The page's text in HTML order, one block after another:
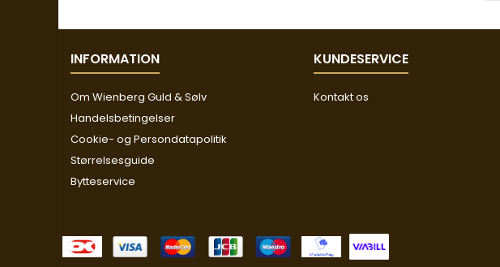
INFORMATION
Om Wienberg Guld & Sølv
Handelsbetingelser
Cookie- og Persondatapolitik
Størrelsesguide
Bytteservice
KUNDESERVICE
Kontakt os